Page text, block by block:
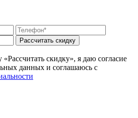
Рассчитать скидку
скидку», я даю согласие
данных и соглашаюсь с